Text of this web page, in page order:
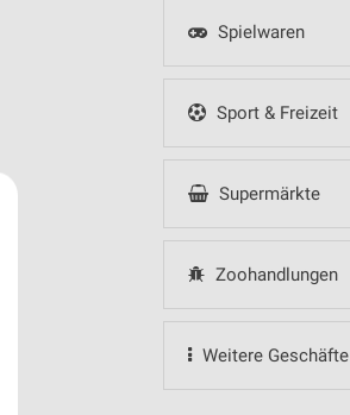
Spielwaren
Sport & Freizeit
Supermärkte
Zoohandlungen
Weitere Geschäfte